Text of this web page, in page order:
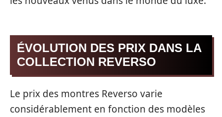
ÉVOLUTION DES PRIX DANS LA
COLLECTION REVERSO
Le prix des montres Reverso varie
considérablement en fonction des modèles